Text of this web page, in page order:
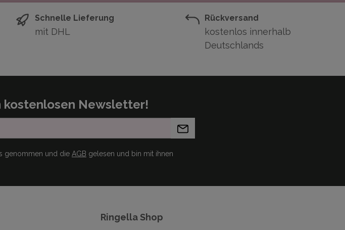
Schnelle Lieferung
mit DHL
Rückversand
kostenlos innerhalb
Deutschlands
kostenlosen Newsletter!
genommen und die AGB gelesen und bin mit ihnen
Ringella Shop